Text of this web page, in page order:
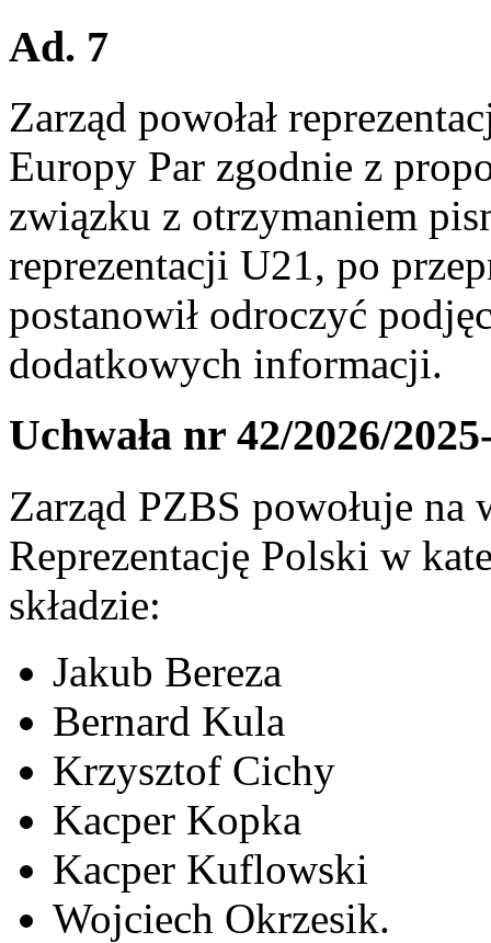
Ad. 7
Zarząd powołał
Europy Par zgodnie z
związku z otrzymaniem
reprezentacji U21, po
postanowił odroczyć
dodatkowych informacji.
Uchwała nr 42/2026/
Zarząd PZBS powołuje na
Reprezentację Polski w
składzie:
Jakub Bereza
Bernard Kula
Krzysztof Cichy
Kacper Kopka
Kacper Kuflowski
Wojciech Okrzesik.